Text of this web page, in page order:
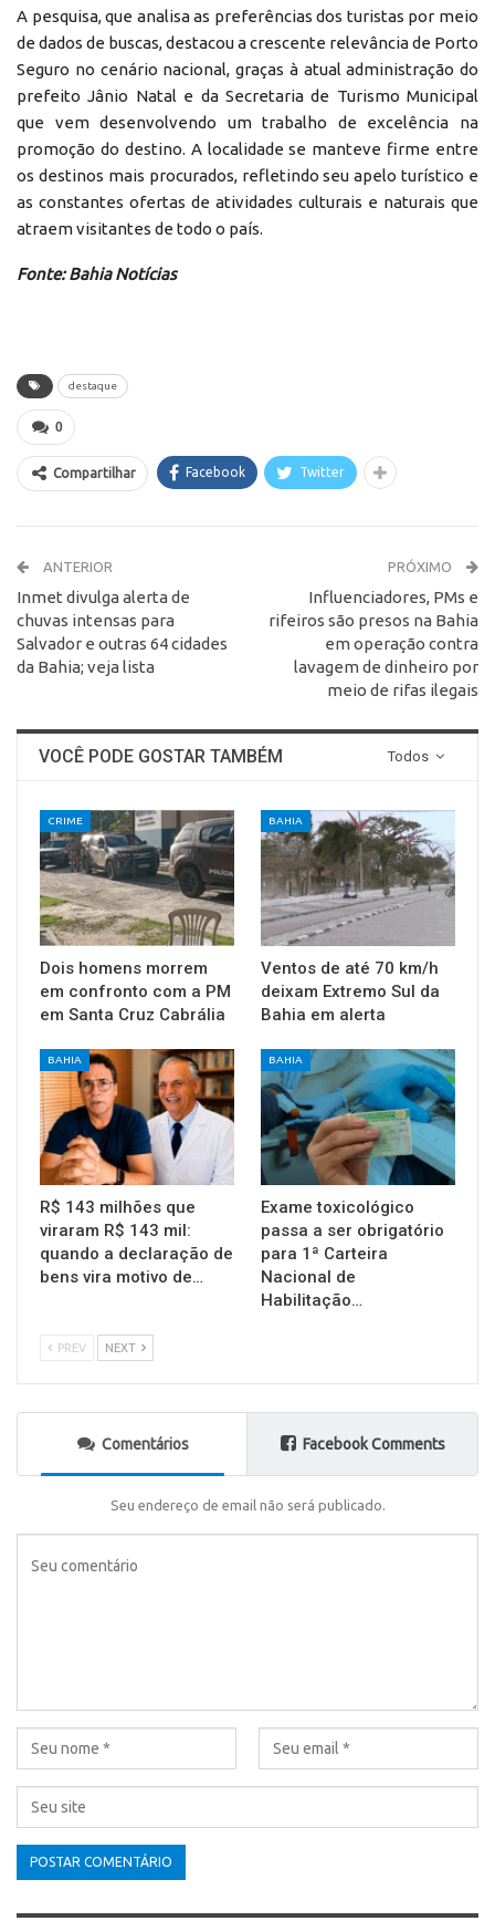
A pesquisa, que analisa as preferências dos turistas por meio
de dados de buscas, destacou a crescente relevância de Porto
Seguro no cenário nacional, graças à atual administração do
prefeito Jânio Natal e da Secretaria de Turismo Municipal
que vem desenvolvendo um trabalho de excelência na
promoção do destino. A localidade se manteve firme entre
os destinos mais procurados, refletindo seu apelo turístico e
as constantes ofertas de atividades culturais e naturais que
atraem visitantes de todo o país.
Fonte: Bahia Notícias
destaque
0
Compartilhar Facebook Twitter
ANTERIOR
Inmet divulga alerta de
chuvas intensas para
Salvador e outras 64 cidades
da Bahia; veja lista
PRÓXIMO
Influenciadores, PMs e
rifeiros são presos na Bahia
em operação contra
lavagem de dinheiro por
meio de rifas ilegais
Todos
VOCÊ PODE GOSTAR TAMBÉM
CRIME
Dois homens morrem
em confronto com a PM
em Santa Cruz Cabrália
BAHIA
Ventos de até 70 km/h
deixam Extremo Sul da
Bahia em alerta
BAHIA
R$ 143 milhões que
viraram R$ 143 mil:
quando a declaração de
bens vira motivo de…
BAHIA
Exame toxicológico
passa a ser obrigatório
para 1ª Carteira
Nacional de
Habilitação…
PREV NEXT
Comentários Facebook Comments
Seu endereço de email não será publicado.